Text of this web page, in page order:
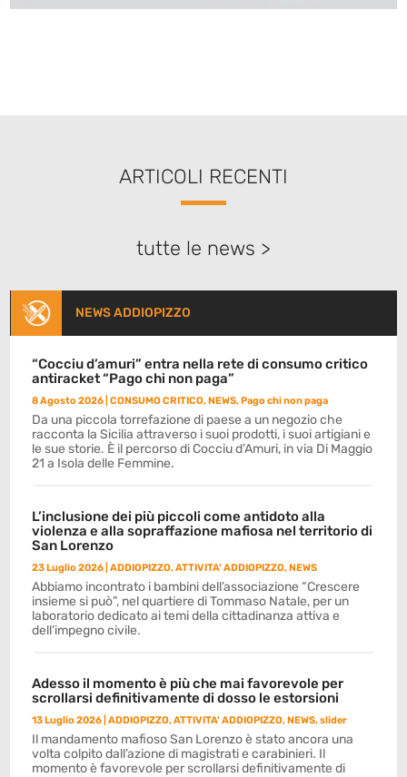
ARTICOLI RECENTI
tutte le news >
NEWS ADDIOPIZZO
“Cocciu d’amuri” entra nella rete di consumo critico
antiracket “Pago chi non paga”
8 Agosto 2026 |CONSUMO CRITICO,NEWS,Pago chi non paga
Da una piccola torrefazione di paese a un negozio che
racconta la Sicilia attraverso i suoi prodotti, i suoi artigiani e
le sue storie. È il percorso di Cocciu d’Amuri, in via Di Maggio
21 a Isola delle Femmine.
L’inclusione dei più piccoli come antidoto alla
violenza e alla sopraffazione mafiosa nel territorio di
San Lorenzo
23 Luglio 2026 |ADDIOPIZZO,ATTIVITA' ADDIOPIZZO,NEWS
Abbiamo incontrato i bambini dell’associazione “Crescere
insieme si può”, nel quartiere di Tommaso Natale, per un
laboratorio dedicato ai temi della cittadinanza attiva e
dell’impegno civile.
Adesso il momento è più che mai favorevole per
scrollarsi definitivamente di dosso le estorsioni
13 Luglio 2026 |ADDIOPIZZO,ATTIVITA' ADDIOPIZZO,NEWS,slider
Il mandamento mafioso San Lorenzo è stato ancora una
volta colpito dall’azione di magistrati e carabinieri. Il
momento è favorevole per scrollarsi definitivamente di